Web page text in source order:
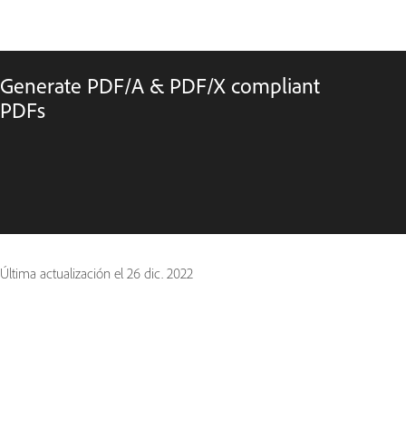
Generate PDF/A & PDF/X compliant
PDFs
Última actualización el 26 dic. 2022